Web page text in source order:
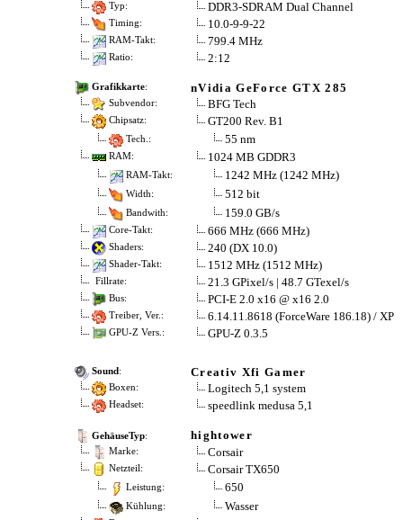
Typ: DDR3-SDRAM Dual Channel
Timing: 10.0-9-9-22
RAM-Takt: 799.4 MHz
Ratio: 2:12
Grafikkarte: nVidia GeForce GTX 285
Subvendor: BFG Tech
Chipsatz: GT200 Rev. B1
Tech.: 55 nm
RAM: 1024 MB GDDR3
RAM-Takt: 1242 MHz (1242 MHz)
Width: 512 bit
Bandwith: 159.0 GB/s
Core-Takt: 666 MHz (666 MHz)
Shaders: 240 (DX 10.0)
Shader-Takt: 1512 MHz (1512 MHz)
Fillrate: 21.3 GPixel/s | 48.7 GTexel/s
Bus: PCI-E 2.0 x16 @ x16 2.0
Treiber, Ver.: 6.14.11.8618 (ForceWare 186.18) / XP
GPU-Z Vers.: GPU-Z 0.3.5
Sound: Creativ Xfi Gamer
Boxen: Logitech 5,1 system
Headset: speedlink medusa 5,1
GehäuseTyp: hightower
Marke: Corsair
Netzteil: Corsair TX650
Leistung: 650
Kühlung: Wasser